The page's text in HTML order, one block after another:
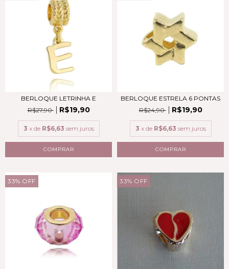
BERLOQUE LETRINHA E
R$27,90
R$19,90
3 x de R$6,63 sem juros
COMPRAR
BERLOQUE ESTRELA 6 PONTAS
R$24,90
R$19,90
3 x de R$6,63 sem juros
COMPRAR
33% OFF 33% OFF